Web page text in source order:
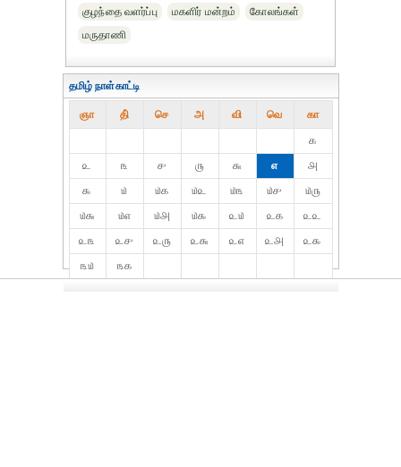
குழந்தை வளர்ப்பு
மகளிர் மன்றம்
கோலங்கள்
மருதாணி
தமிழ் நாள்காட்டி
ஞா தி் செ அ வி வெ கா
௧
௨
௩ ௪ ௫ ௬ ௭
௮
௯
௰ ௰௧ ௰௨ ௰௩ ௰௪
௰௫
௰௬
௰௭ ௰௮ ௰௯ ௨௰ ௨௧
௨௨
௨௩
௨௪ ௨௫ ௨௬ ௨௭ ௨௮
௨௯
௩௰
௩௧